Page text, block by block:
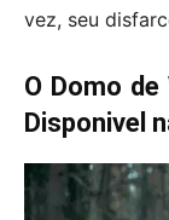
vez, seu
O Domo
Disponivel